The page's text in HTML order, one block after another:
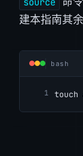
建本指南其
bash